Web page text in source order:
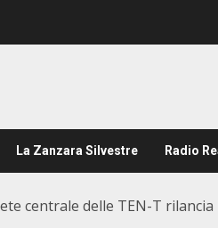
La Zanzara Silvestre Radio
centrale delle TEN-T rilancia